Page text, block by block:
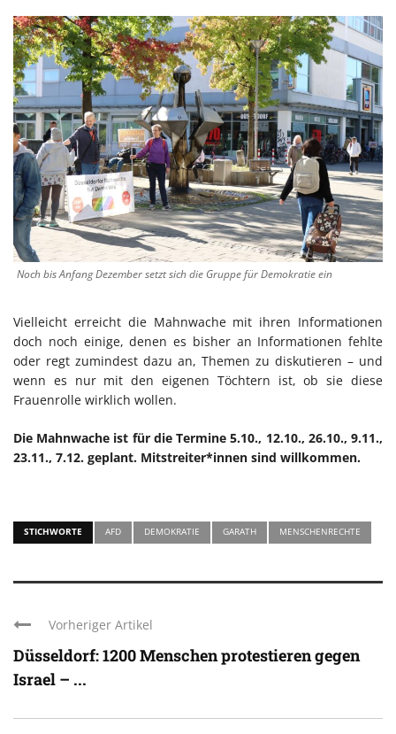
Noch bis Anfang Dezember setzt sich die Gruppe für Demokratie ein
Vielleicht erreicht die Mahnwache mit ihren Informationen
doch noch einige, denen es bisher an Informationen fehlte
oder regt zumindest dazu an, Themen zu diskutieren – und
wenn es nur mit den eigenen Töchtern ist, ob sie diese
Frauenrolle wirklich wollen.
Die Mahnwache ist für die Termine 5.10., 12.10., 26.10., 9.11.,
23.11., 7.12. geplant. Mitstreiter*innen sind willkommen.
STICHWORTE AFD DEMOKRATIE GARATH MENSCHENRECHTE
Vorheriger Artikel
Düsseldorf: 1200 Menschen protestieren gegen
Israel – ...